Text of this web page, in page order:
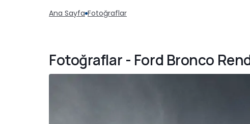
Ana Sayfa Fotoğraflar
Fotoğraflar - Ford Bronco